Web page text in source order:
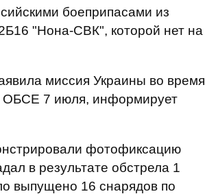
боеприпасами из
"Нона-СВК", которой нет на
миссия Украины во время
ОБСЕ 7 июля, информирует
фотофиксацию
в результате обстрела 1
выпущено 16 снарядов по